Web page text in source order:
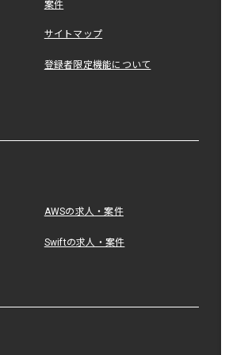
案件
サイトマップ
登録者限定機能について
AWSの求人・案件
Swiftの求人・案件